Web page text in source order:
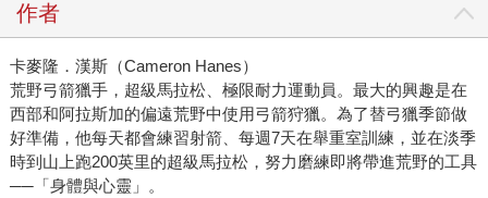
作者
卡麥隆．漢斯（Cameron Hanes）
荒野弓箭獵手，超級馬拉松、極限耐力運動員。最大的興趣是在
西部和阿拉斯加的偏遠荒野中使用弓箭狩獵。為了替弓獵季節做
好準備，他每天都會練習射箭、每週7天在舉重室訓練，並在淡季
時到山上跑200英里的超級馬拉松，努力磨練即將帶進荒野的工具
──「身體與心靈」。